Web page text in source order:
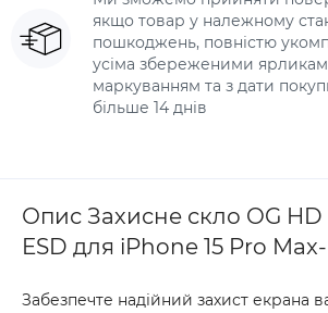
якщо товар у належному
пошкоджень, повністю
усіма збереженими
маркуванням та з дати
більше 14 днів
Опис Захисне скло OG HD
ESD для iPhone 15 Pro
Забезпечте надійний захист екрана